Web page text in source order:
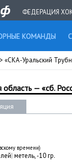
ФЕДЕРАЦИЯ
КОМАНДЫ
> «СКА-Уральский
— «сб.
времени)
| метель, -10 гр.